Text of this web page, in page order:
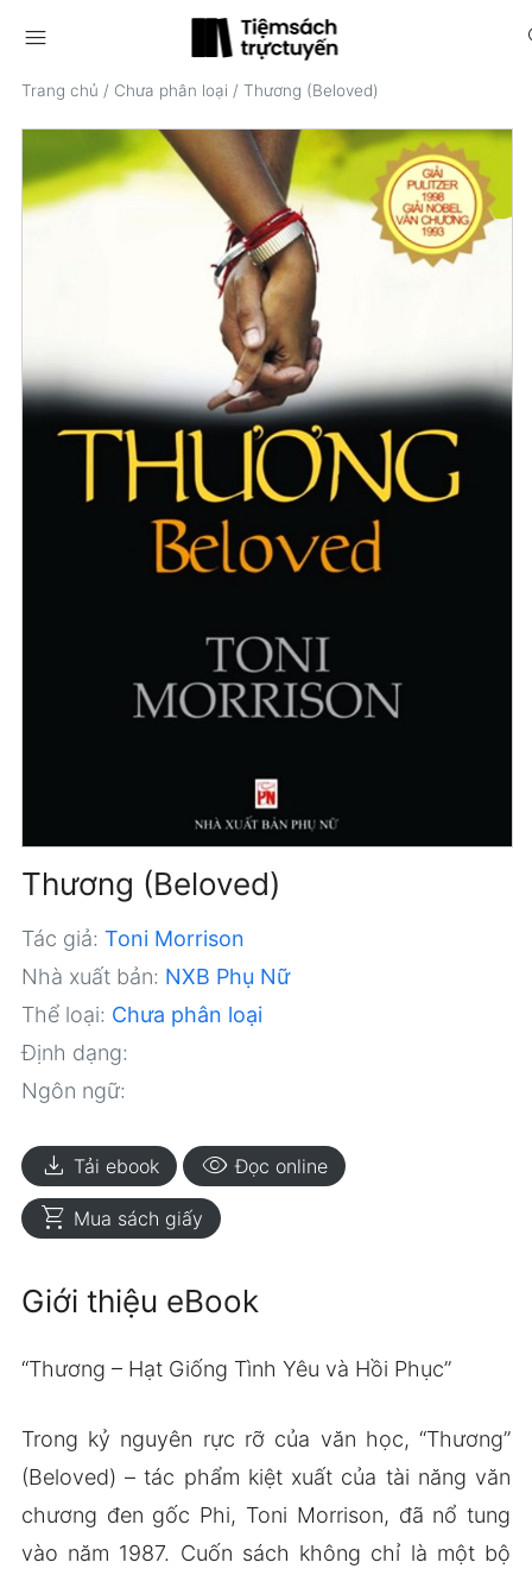
menu
Trang chủ / Chưa phân loại / Thương (Beloved)
Thương (Beloved)
Tác giả: Toni Morrison
Nhà xuất bản: NXB Phụ Nữ
Thể loại: Chưa phân loại
Định dạng:
Ngôn ngữ:
download Tải ebook visibility Đọc online
shopping_cart Mua sách giấy
Giới thiệu eBook
“Thương – Hạt Giống Tình Yêu và Hồi Phục”
Trong kỷ nguyên rực rỡ của văn học, “Thương”
(Beloved) – tác phẩm kiệt xuất của tài năng văn
chương đen gốc Phi, Toni Morrison, đã nổ tung
vào năm 1987. Cuốn sách không chỉ là một bộ